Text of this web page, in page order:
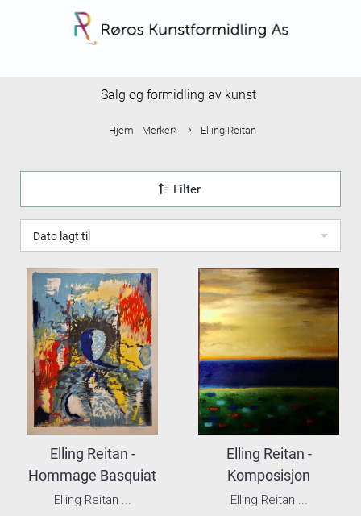
Salg og formidling av kunst
Hjem Merker Elling Reitan
Filter
Dato lagt til
Elling Reitan -
Hommage Basquiat
Elling Reitan ...
Elling Reitan -
Komposisjon
Elling Reitan ...